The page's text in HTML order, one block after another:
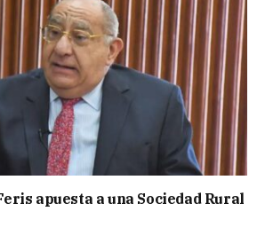
apuesta a una Sociedad Rural